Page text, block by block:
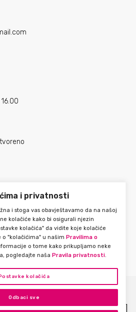
i privatnosti
i stoga vas obavještavamo da na našoj
kolačiće kako bi osigurali njezin
kolačića" da vidite koje kolačiće
"kolačićima" u našim Pravilima o
o tome kako prikupljamo neke
pogledajte naša Pravila privatnosti.
kolačića
Odbaci sve